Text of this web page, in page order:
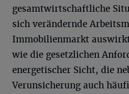
gesamtwirtschaftliche
sich verändernde
Immobilienmarkt
wie die gesetzlichen
energetischer Sicht, die
Verunsicherung auch